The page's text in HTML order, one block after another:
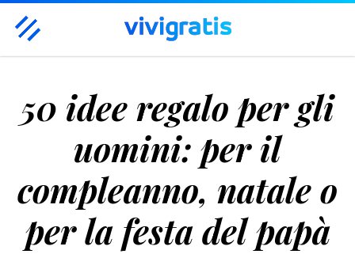
Tempo libero
Tecnologia Viaggi Hot Regali
50 idee regalo per gli
uomini: per il
compleanno, natale o
per la festa del papà